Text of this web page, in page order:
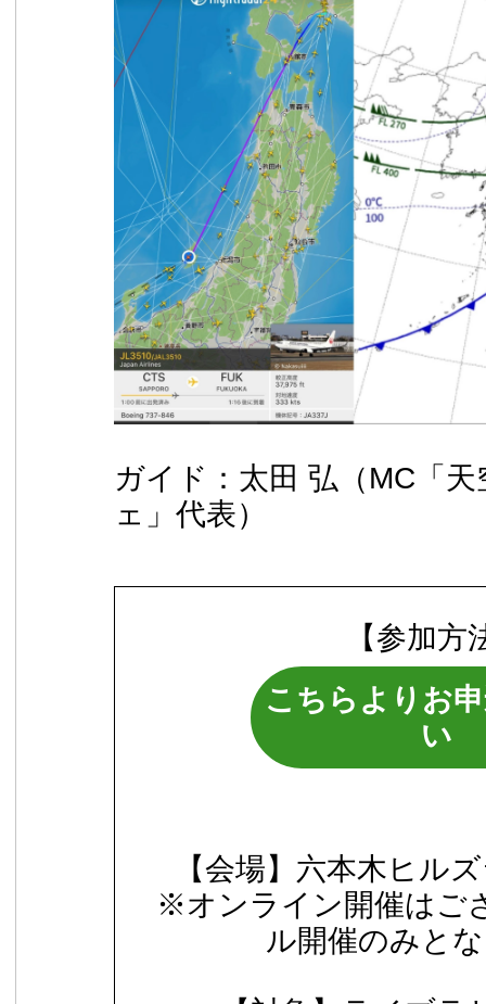
ガイド：太田 弘（MC「
ェ」代表）
【参加方
こちらよりお
い
【会場】六本木ヒル
※オンライン開催はご
ル開催のみと